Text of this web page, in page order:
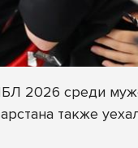
2026 среди
также